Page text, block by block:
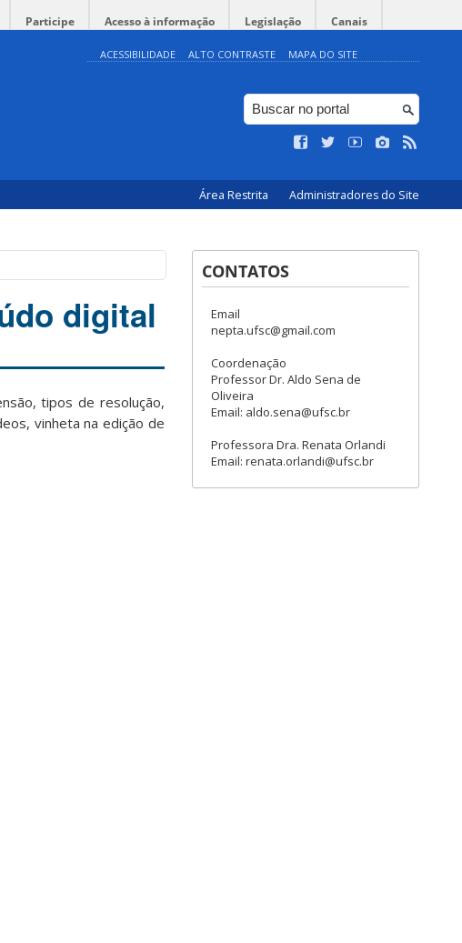
Participe Acesso à informação Legislação Canais
ACESSIBILIDADE ALTO CONTRASTE MAPA DO SITE
Área Restrita Administradores do Site
digital
tipos de resolução,
vinheta na edição de
CONTATOS
Email
nepta.ufsc@gmail.com
Coordenação
Professor Dr. Aldo Sena de
Oliveira
Email: aldo.sena@ufsc.br
Professora Dra. Renata Orlandi
Email: renata.orlandi@ufsc.br